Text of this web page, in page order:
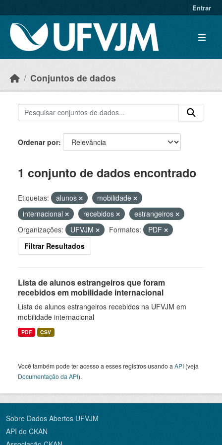
Entrar
Conjuntos de dados
Ordenar por
1 conjunto de dados encontrado
Etiquetas: alunos
mobilidade
internacional
recebidos
estrangeiros
Organizações:
UFVJM Formatos:
PDF
Filtrar Resultados
Lista de alunos estrangeiros que foram
recebidos em mobilidade internacional
Lista de alunos estrangeiros recebidos na UFVJM em
mobilidade internacional
PDF CSV
Você também pode ter acesso a esses registros usando a API (veja
Documentação da API).
Sobre Dados Abertos UFVJM
API do CKAN